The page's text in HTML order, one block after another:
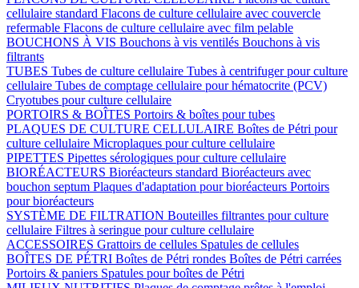
cellulaire standard Flacons de culture cellulaire avec couvercle
refermable Flacons de culture cellulaire avec film pelable
BOUCHONS À VIS Bouchons à vis ventilés Bouchons à vis
filtrants
TUBES Tubes de culture cellulaire Tubes à centrifuger pour culture
cellulaire Tubes de comptage cellulaire pour hématocrite (PCV)
Cryotubes pour culture cellulaire
PORTOIRS & BOÎTES Portoirs & boîtes pour tubes
PLAQUES DE CULTURE CELLULAIRE Boîtes de Pétri pour
culture cellulaire Microplaques pour culture cellulaire
PIPETTES Pipettes sérologiques pour culture cellulaire
BIORÉACTEURS Bioréacteurs standard Bioréacteurs avec
bouchon septum Plaques d'adaptation pour bioréacteurs Portoirs
pour bioréacteurs
SYSTÈME DE FILTRATION Bouteilles filtrantes pour culture
cellulaire Filtres à seringue pour culture cellulaire
ACCESSOIRES Grattoirs de cellules Spatules de cellules
BOÎTES DE PÉTRI Boîtes de Pétri rondes Boîtes de Pétri carrées
Portoirs & paniers Spatules pour boîtes de Pétri